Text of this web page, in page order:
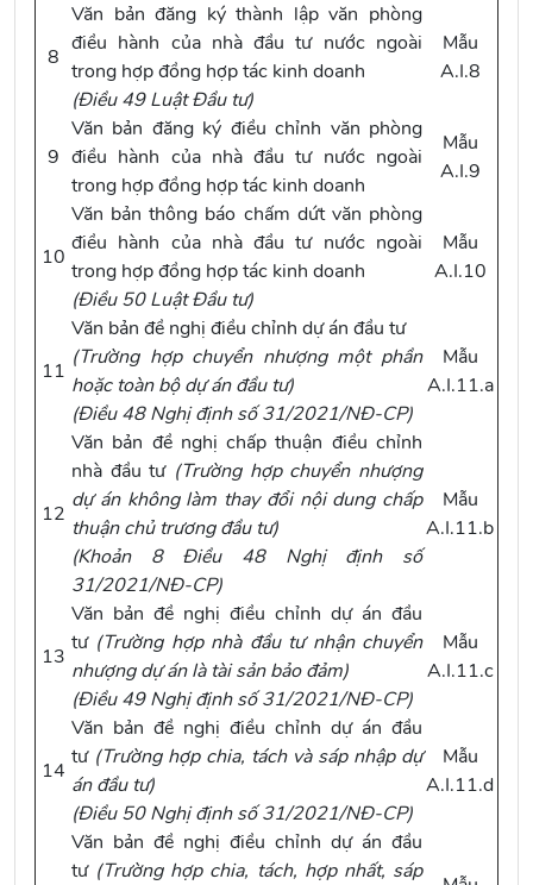
8
Văn bản đăng ký thành lập văn phòng
điều hành của nhà đầu tư nước ngoài
trong hợp đồng hợp tác kinh doanh
(Điều 49 Luật Đầu tư)
Mẫu
A.I.8
9
Văn bản đăng ký điều chỉnh văn phòng
điều hành của nhà đầu tư nước ngoài
trong hợp đồng hợp tác kinh doanh
Mẫu
A.I.9
10
Văn bản thông báo chấm dứt văn phòng
điều hành của nhà đầu tư nước ngoài
trong hợp đồng hợp tác kinh doanh
(Điều 50 Luật Đầu tư)
Mẫu
A.I.10
11
Văn bản đề nghị điều chỉnh dự án đầu tư
(Trường hợp chuyển nhượng một phần
hoặc toàn bộ dự án đầu tư)
(Điều 48 Nghị định số 31/2021/NĐ-CP)
Mẫu
A.I.11.a
12
Văn bản đề nghị chấp thuận điều chỉnh
nhà đầu tư (Trường hợp chuyển nhượng
dự án không làm thay đổi nội dung chấp
thuận chủ trương đầu tư)
(Khoản 8 Điều 48 Nghị định số
31/2021/NĐ-CP)
Mẫu
A.I.11.b
13
Văn bản đề nghị điều chỉnh dự án đầu
tư (Trường hợp nhà đầu tư nhận chuyển
nhượng dự án là tài sản bảo đảm)
(Điều 49 Nghị định số 31/2021/NĐ-CP)
Mẫu
A.I.11.c
14
Văn bản đề nghị điều chỉnh dự án đầu
tư (Trường hợp chia, tách và sáp nhập dự
án đầu tư)
(Điều 50 Nghị định số 31/2021/NĐ-CP)
Mẫu
A.I.11.d
Văn bản đề nghị điều chỉnh dự án đầu
tư (Trường hợp chia, tách, hợp nhất, sáp